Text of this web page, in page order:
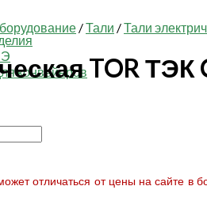
конвейеров
/Тали /Тали
TOR ТЭК
отличаться от цены на сайте